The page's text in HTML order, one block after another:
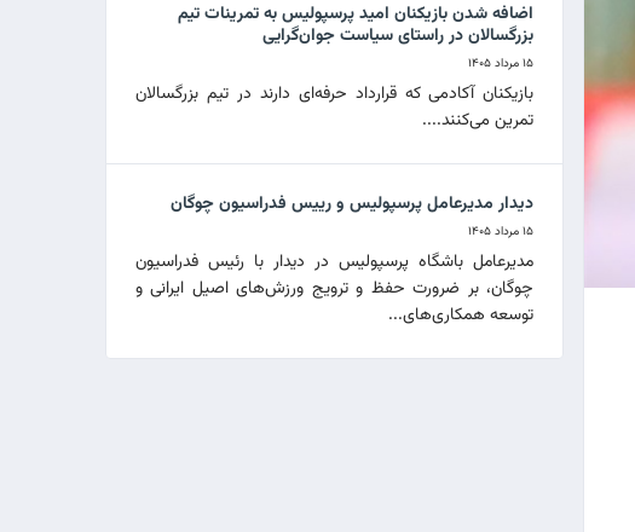
اضافه شدن بازیکنان امید پرسپولیس به تمرینات تیم
بزرگسالان در راستای سیاست جوان‌گرایی
۱۵ مرداد ۱۴۰۵
بازیکنان آکادمی که قرارداد حرفه‌ای دارند در تیم بزرگسالان
تمرین می‌کنند....
دیدار مدیرعامل پرسپولیس و رییس فدراسیون چوگان
۱۵ مرداد ۱۴۰۵
مدیرعامل باشگاه پرسپولیس در دیدار با رئیس فدراسیون
چوگان، بر ضرورت حفظ و ترویج ورزش‌های اصیل ایرانی و
توسعه همکاری‌های...